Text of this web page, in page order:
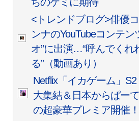
<トレンドブログ>俳優
ンナのYouTubeコンテン
オ”に出演…“呼んでくれ
る”（動画あり）
Netflix「イカゲーム」
大集結＆日本からぱー
の超豪華プレミア開催！